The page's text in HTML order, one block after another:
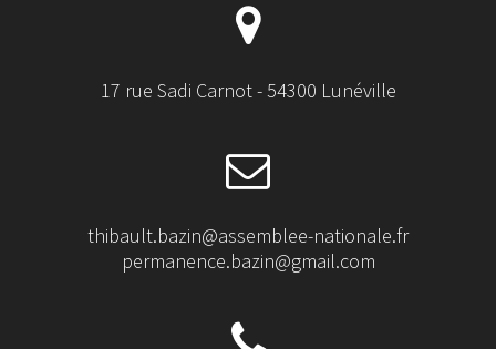
17 rue Sadi Carnot - 54300 Lunéville
thibault.bazin@assemblee-nationale.fr
permanence.bazin@gmail.com